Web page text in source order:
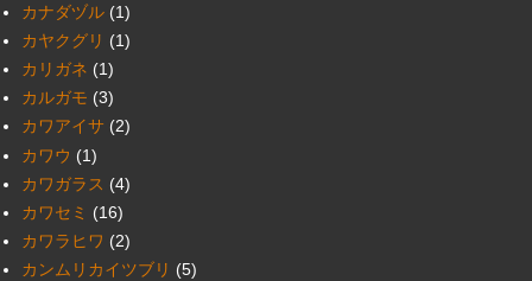
カナダヅル (1)
カヤクグリ (1)
カリガネ (1)
カルガモ (3)
カワアイサ (2)
カワウ (1)
カワガラス (4)
カワセミ (16)
カワラヒワ (2)
カンムリカイツブリ (5)